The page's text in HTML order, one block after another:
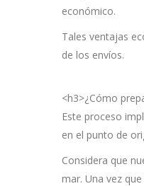
económico.
Tales ventajas
de los envíos.
<h3>¿Cómo
Este proceso
en el punto de
Considera que
mar. Una vez